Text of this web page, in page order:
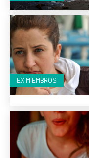
EX MIEMBROS